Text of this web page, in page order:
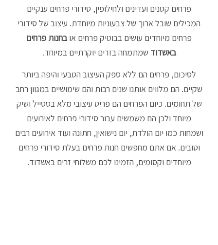
פרחים קטנים ועדינים ולחילופין, סידורי פרחים ענקיים
המכילים שובל ארוך של צבעוניות מיוחדת. עיצוב של סידורי
פרחים מיוחדים עושים בבוטיק פרחים או בחנות פרחים
באשדוד שמתמחה בזרים יוקרתיים במיוחד.
לסיכום, פרחים הם ללא ספק העיצוב הטבעי והיפה ביותר
שקיים. הם מלווים אותנו שנים רבות והם שימושיים במגוון רחב
של תחומים. כיום הפרחים הם פריט עיצובי מלא בסטייל ושיק
מיוחד ולכן הם משמשים עבור סידורי פרחים לאירועים
ושמחות כמו יום הולדת, יום נישואין, חתונה ועוד אירועים רבים
וטובים. אם אתם מחפשים חנות פרחים בעלת סידורי פרחים
מיוחדים וקסומים, הזמינו לכם משלוחי זרים באשדוד.